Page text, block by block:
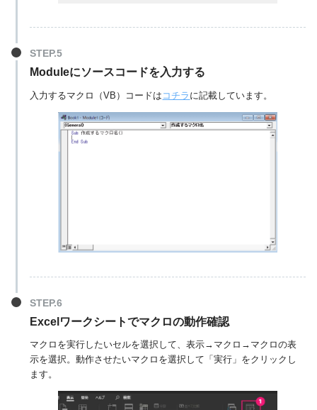
Moduleにソースコードを入力する
入力するマクロ（VB）コードは コチラ に記載しています。
Excelワークシートでマクロの動作確認
マクロを実行したいセルを選択して、表示→マクロ→マクロの表
示を選択。動作させたいマクロを選択して「実行」をクリックし
ます。